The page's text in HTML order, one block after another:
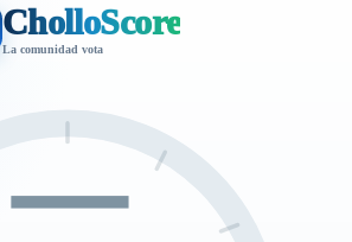
CholloScore
La comunidad vota
—